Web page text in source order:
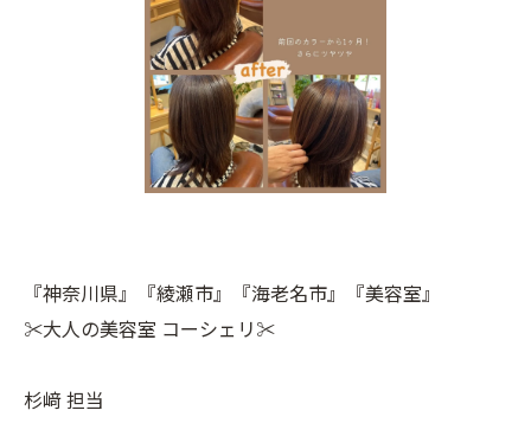
『神奈川県』『綾瀬市』『海老名市』『美容室』
✂︎大人の美容室 コーシェリ✂︎
杉﨑 担当